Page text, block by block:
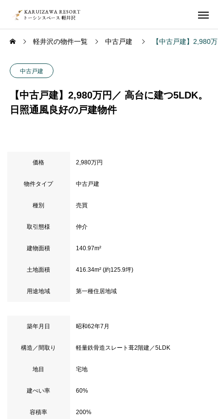
軽井沢の物件一覧 中古戸建 【中古戸建】2,980
中古戸建
【中古戸建】2,980万円／ 高台に建つ5LDK。
日照通風良好の戸建物件
価格 2,980万円
物件タイプ 中古戸建
種別 売買
取引態様 仲介
建物面積 140.97m²
土地面積 416.34m² (約125.9坪)
用途地域 第一種住居地域
築年月日 昭和62年7月
構造／間取り 軽量鉄骨造スレート葺2階建／5LDK
地目 宅地
建ぺい率 60%
容積率 200%